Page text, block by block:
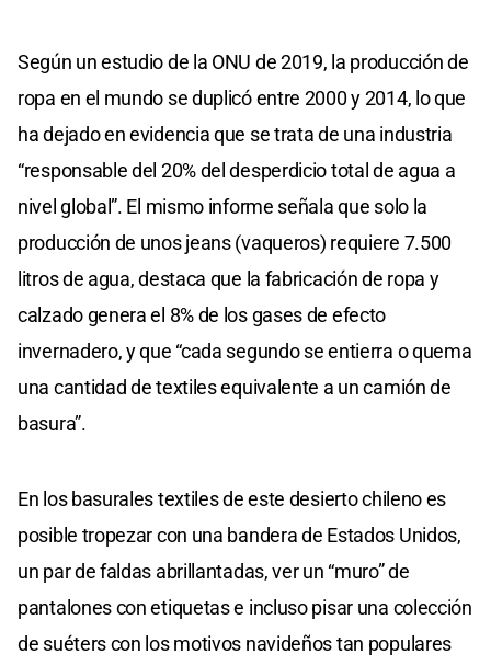
Según un estudio de la ONU de 2019, la producción de
ropa en el mundo se duplicó entre 2000 y 2014, lo que
ha dejado en evidencia que se trata de una industria
“responsable del 20% del desperdicio total de agua a
nivel global”. El mismo informe señala que solo la
producción de unos jeans (vaqueros) requiere 7.500
litros de agua, destaca que la fabricación de ropa y
calzado genera el 8% de los gases de efecto
invernadero, y que “cada segundo se entierra o quema
una cantidad de textiles equivalente a un camión de
basura”.
En los basurales textiles de este desierto chileno es
posible tropezar con una bandera de Estados Unidos,
un par de faldas abrillantadas, ver un “muro” de
pantalones con etiquetas e incluso pisar una colección
de suéters con los motivos navideños tan populares